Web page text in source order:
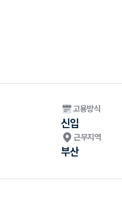
고용방식
신입
근무지역
부산